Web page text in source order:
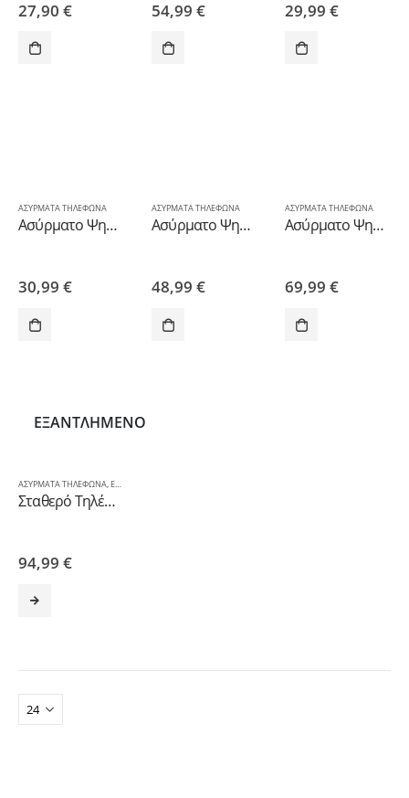
27,90 € 54,99 € 29,99 €
ΑΣΥΡΜΑΤΑ ΤΗΛΕΦΩΝΑ
Ασύρματο Ψηφιακό Τηλέφωνο Panasonic KX-TG2511GRT Μαύρο
30,99 €
ΑΣΥΡΜΑΤΑ ΤΗΛΕΦΩΝΑ
Ασύρματο Ψηφιακό Τηλέφωνο Panasonic KX-TG6851JTB με Μεγάλη Οθόνη και Ανοιχτή Ακρόαση Μαύρο-Ασημί
48,99 €
ΑΣΥΡΜΑΤΑ ΤΗΛΕΦΩΝΑ
Ασύρματο Ψηφιακό Τηλέφωνο Panasonic KX-TGH220GRB Μαύρο με Τηλεφωνητή
69,99 €
ΕΞΑΝΤΛΗΜΈΝΟ
ΑΣΥΡΜΑΤΑ ΤΗΛΕΦΩΝΑ, ΕΝΣΥΡΜΑΤΑ ΤΗΛΕΦΩΝΑ
Σταθερό Τηλέφωνο Panasonic KX-TGF310EXM Μαύρο+Ασύρματο Τηλέφωνο με ειδοποίηση κλήσης στην αναμονή
94,99 €